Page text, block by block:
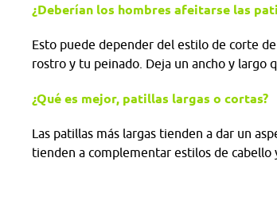
¿Deberían los hombres afeitarse las
Esto puede depender del estilo de corte
rostro y tu peinado. Deja un ancho y largo
¿Qué es mejor, patillas largas o cortas?
Las patillas más largas tienden a dar un
tienden a complementar estilos de cabello